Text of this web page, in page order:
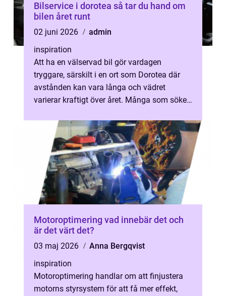
Bilservice i dorotea så tar du hand om
bilen året runt
02 juni 2026
admin
inspiration
Att ha en välservad bil gör vardagen
tryggare, särskilt i en ort som Dorotea där
avstånden kan vara långa och vädret
varierar kraftigt över året. Många som söker
Motoroptimering vad innebär det och
är det värt det?
03 maj 2026
Anna Bergqvist
inspiration
Motoroptimering handlar om att finjustera
motorns styrsystem för att få mer effekt,